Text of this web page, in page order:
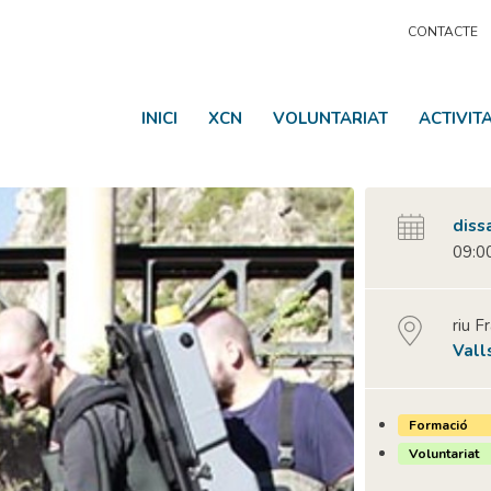
CONTACTE
INICI XCN VOLUNTARIAT
riu
Formació
Voluntariat